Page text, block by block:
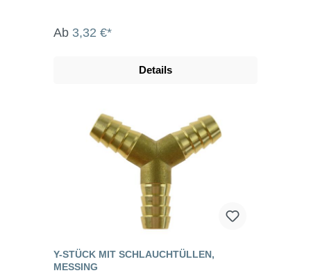
Ab 3,32 €*
Details
Y-STÜCK MIT SCHLAUCHTÜLLEN,
MESSING